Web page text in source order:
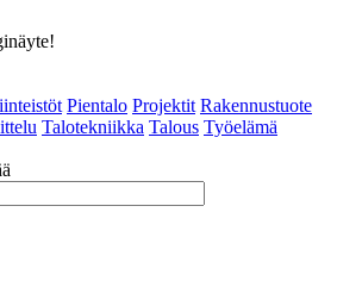
Pientalo Projektit Rakennustuote
Talotekniikka Talous Työelämä